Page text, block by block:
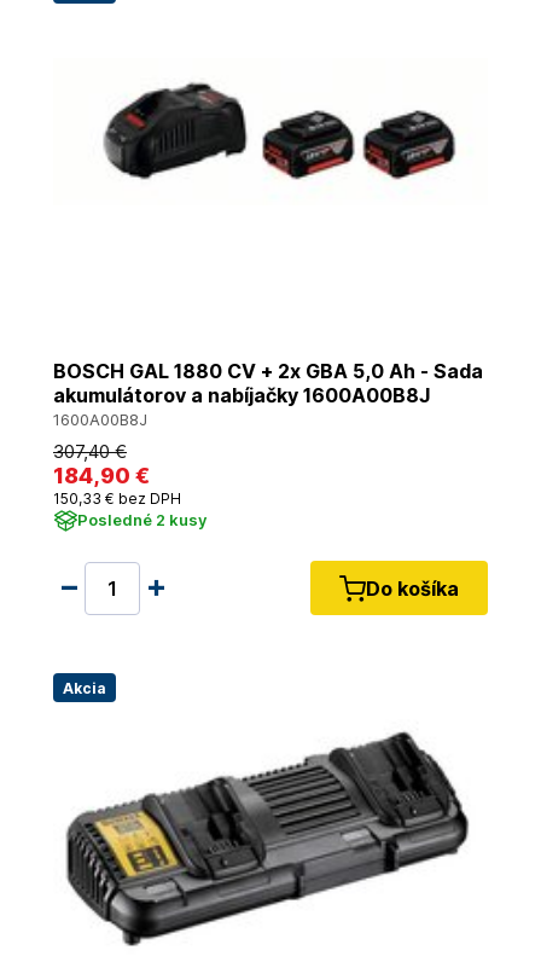
BOSCH GAL 1880 CV + 2x GBA 5,0 Ah - Sada
akumulátorov a nabíjačky 1600A00B8J
1600A00B8J
307,40 €
184,90 €
150,33 € bez DPH
Posledné 2 kusy
Do košíka
Akcia